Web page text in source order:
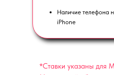
*Ставки указаны для
Наличие телефона
iPhone